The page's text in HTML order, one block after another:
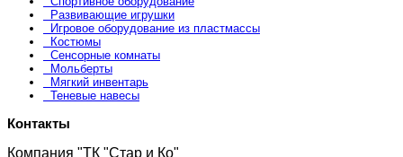
Развивающие игрушки
Игровое оборудование из пластмассы
Костюмы
Сенсорные комнаты
Мольберты
Мягкий инвентарь
Теневые навесы
Контакты
Компания "ТК "Стар и Ко"